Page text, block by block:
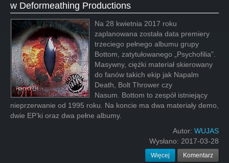
w Deformeathing Productions
Na 28 kwietnia 2017 roku
zaplanowana została data premiery
trzeciego pełnego albumu grupy
Bottom, zatytułowanego „Psychofilia”.
Masywny, ciężki materiał skierowany
do fanów takich ekip jak Napalm
Death, Bolt Thrower czy
Nasum. Bottom to zespół istniejący
nieprzerwanie od 1995 roku. Na koncie ma dwa materiały demo,
dwie EP’ki oraz dwa pełne albumy.
Autor: WUJAS
Wysłano: 2017-03-28
Więcej Komentarz